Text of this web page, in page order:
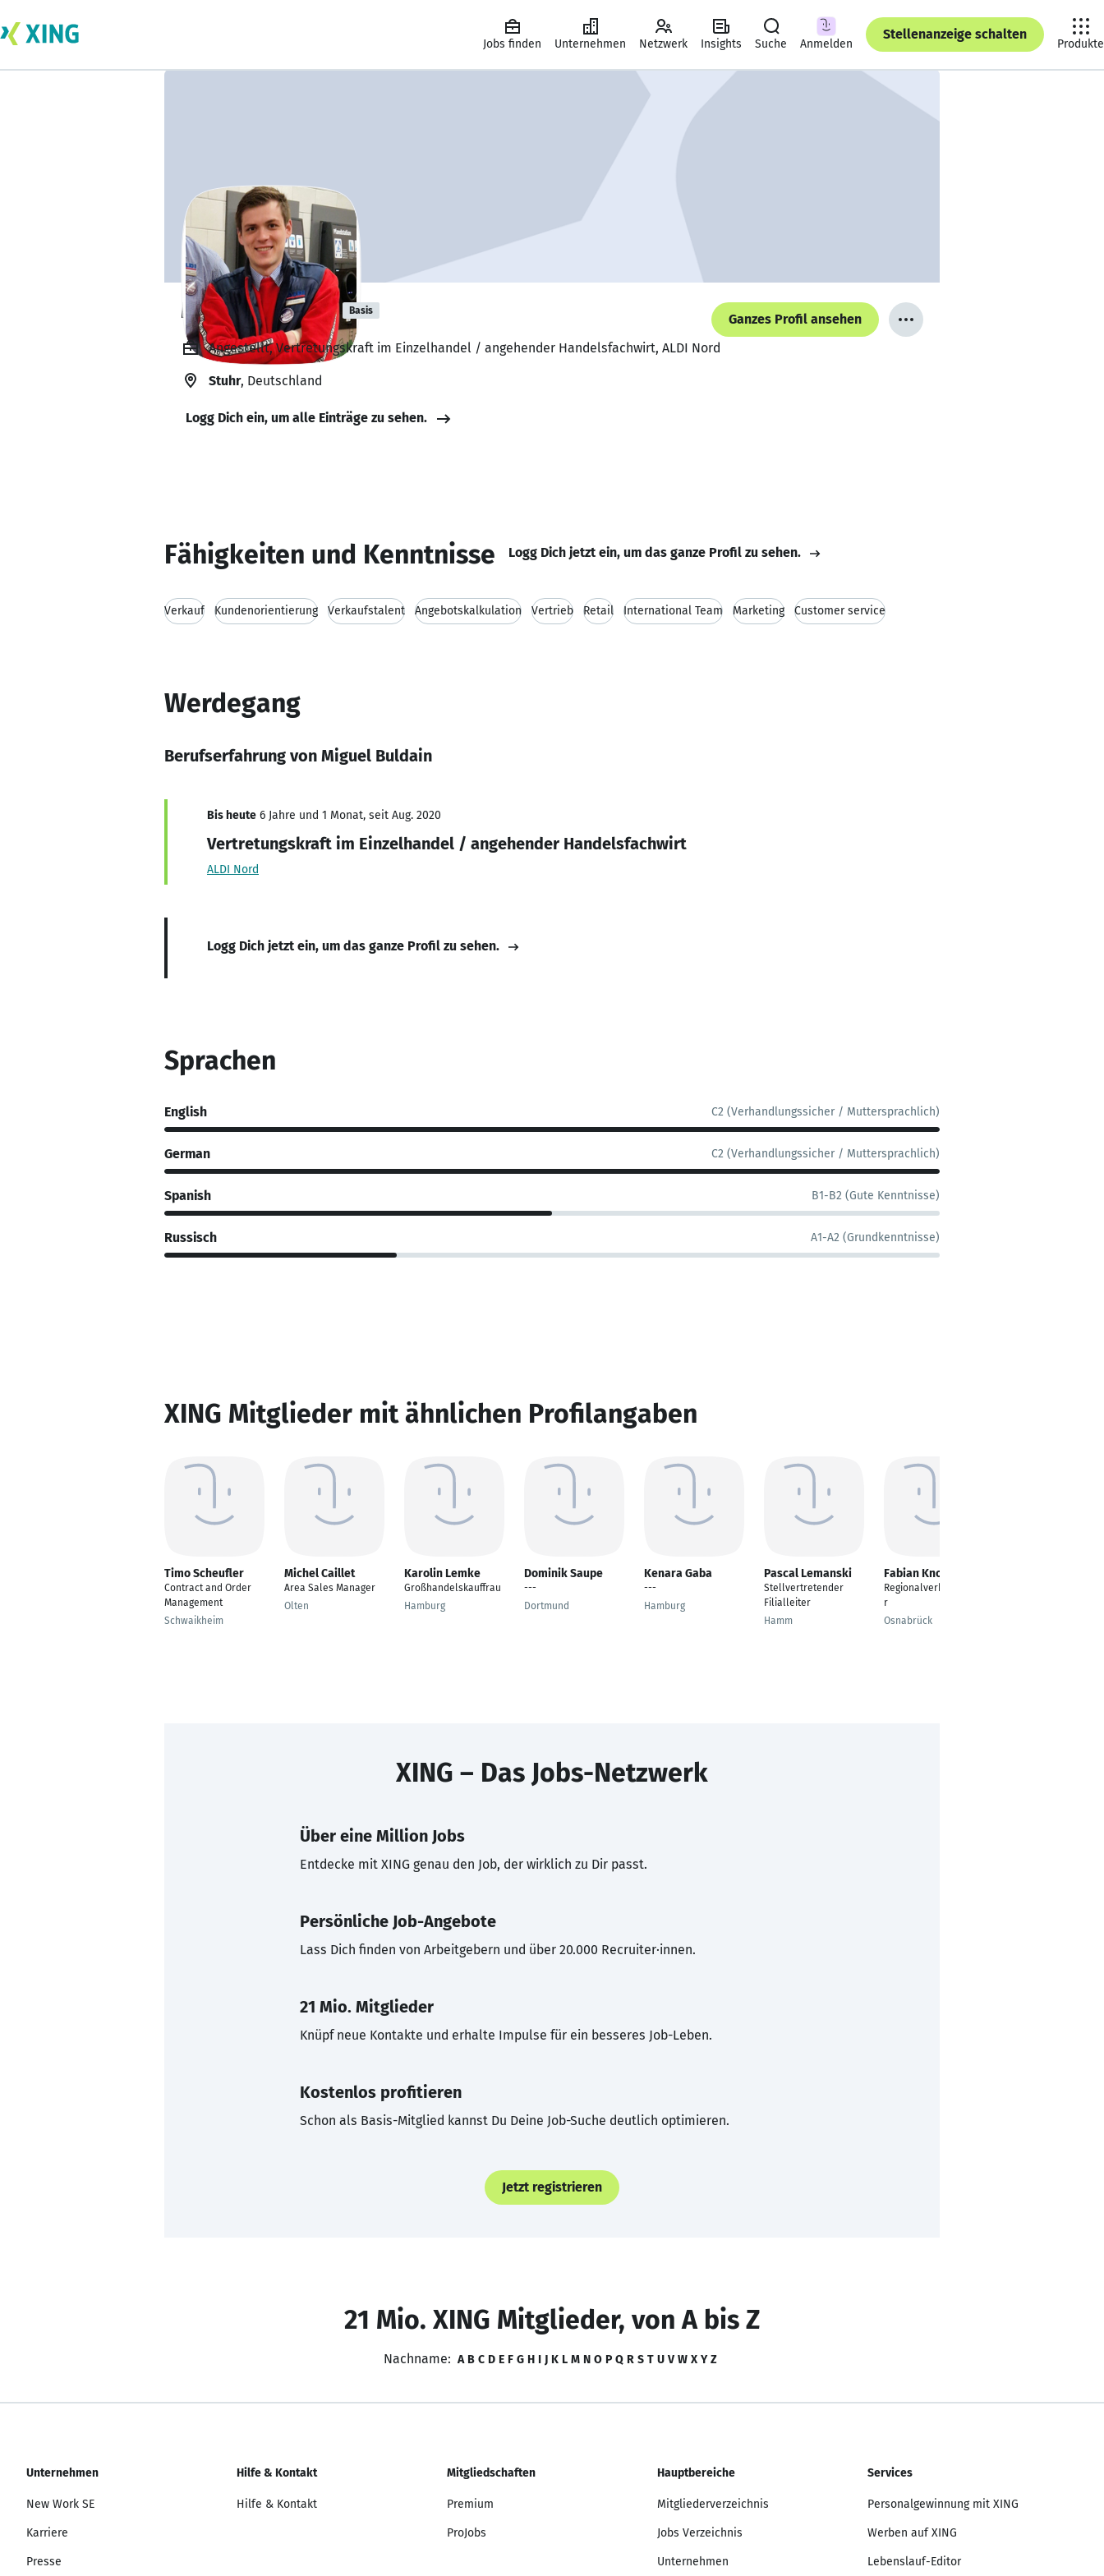
Jobs finden Unternehmen Netzwerk Insights Suche Anmelden
Stellenanzeige schalten
Produkte
Miguel Buldain Basis
Ganzes Profil ansehen
Angestellt, Vertretungskraft im Einzelhandel / angehender Handelsfachwirt, ALDI Nord
Stuhr, Deutschland
Logg Dich ein, um alle Einträge zu sehen.
Fähigkeiten und Kenntnisse Logg Dich jetzt ein, um das ganze Profil zu sehen.
Verkauf Kundenorientierung Verkaufstalent Angebotskalkulation Vertrieb Retail International Team Marketing Customer service
Werdegang
Berufserfahrung von Miguel Buldain
Bis heute 6 Jahre und 1 Monat, seit Aug. 2020
Vertretungskraft im Einzelhandel / angehender Handelsfachwirt
ALDI Nord
Logg Dich jetzt ein, um das ganze Profil zu sehen.
Sprachen
English C2 (Verhandlungssicher / Muttersprachlich)
German C2 (Verhandlungssicher / Muttersprachlich)
Spanish B1-B2 (Gute Kenntnisse)
Russisch A1-A2 (Grundkenntnisse)
XING Mitglieder mit ähnlichen Profilangaben
Timo Scheufler
Contract and Order
Management
Schwaikheim
Michel Caillet
Area Sales Manager
Olten
Karolin Lemke
Großhandelskauffrau
Hamburg
Dominik Saupe
---
Dortmund
Kenara Gaba
---
Hamburg
Pascal Lemanski
Stellvertretender
Filialleiter
Hamm
Fabian Knoche
Regionalverkaufsleite
r
Osnabrück
XING – Das Jobs-Netzwerk
Über eine Million Jobs
Entdecke mit XING genau den Job, der wirklich zu Dir passt.
Persönliche Job-Angebote
Lass Dich finden von Arbeitgebern und über 20.000 Recruiter·innen.
21 Mio. Mitglieder
Knüpf neue Kontakte und erhalte Impulse für ein besseres Job-Leben.
Kostenlos profitieren
Schon als Basis-Mitglied kannst Du Deine Job-Suche deutlich optimieren.
Jetzt registrieren
21 Mio. XING Mitglieder, von A bis Z
Nachname: A B C D E F G H I J K L M N O P Q R S T U V W X Y Z
Unternehmen
New Work SE
Karriere
Presse
Hilfe & Kontakt
Hilfe & Kontakt
Mitgliedschaften
Premium
ProJobs
Hauptbereiche
Mitgliederverzeichnis
Jobs Verzeichnis
Unternehmen
Services
Personalgewinnung mit XING
Werben auf XING
Lebenslauf-Editor